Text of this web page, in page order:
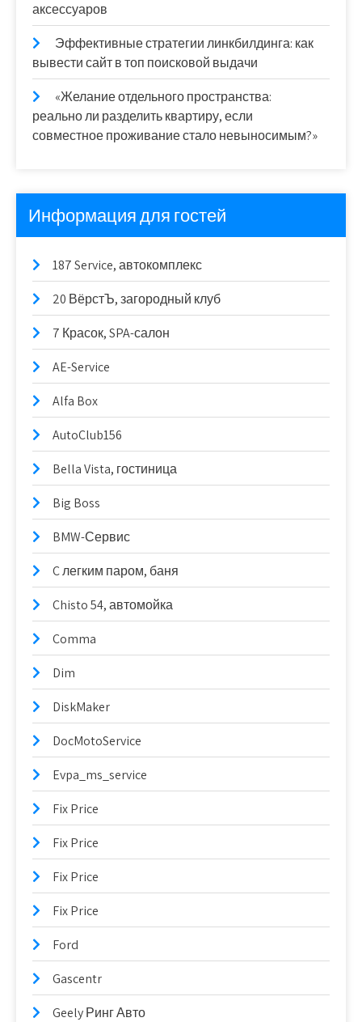
аксессуаров
Эффективные стратегии линкбилдинга: как
вывести сайт в топ поисковой выдачи
«Желание отдельного пространства:
реально ли разделить квартиру, если
совместное проживание стало невыносимым?»
Информация для гостей
187 Service, автокомплекс
20 ВёрстЪ, загородный клуб
7 Красок, SPA-салон
AE-Service
Alfa Box
AutoClub156
Bella Vista, гостиница
Big Boss
BMW-Сервис
C легким паром, баня
Chisto 54, автомойка
Comma
Dim
DiskMaker
DocMotoService
Evpa_ms_service
Fix Price
Fix Price
Fix Price
Fix Price
Ford
Gascentr
Geely Ринг Авто